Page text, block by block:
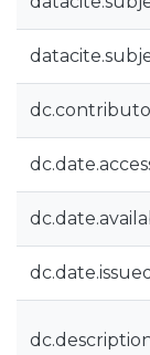
dc.date.issued